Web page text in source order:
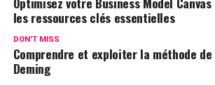
les ressources clés essentielles
DON'T MISS
Comprendre et exploiter la méthode
Deming